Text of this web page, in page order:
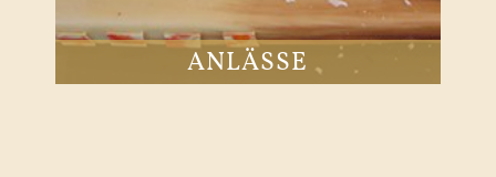
ANLÄSSE